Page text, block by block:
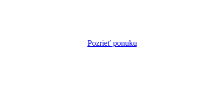
Pozrieť ponuku